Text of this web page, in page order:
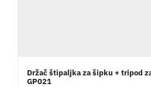
Držač štipaljka za šipku + tripod
GP021